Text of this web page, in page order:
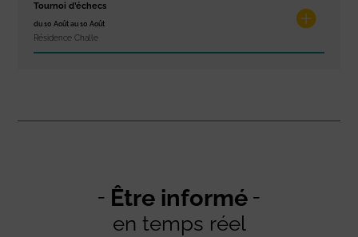
Tournoi d’échecs
du 10 Août au 10 Août
Résidence Challe
Être informé
en temps réel